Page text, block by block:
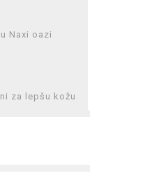
Naxi oazi
za lepšu kožu